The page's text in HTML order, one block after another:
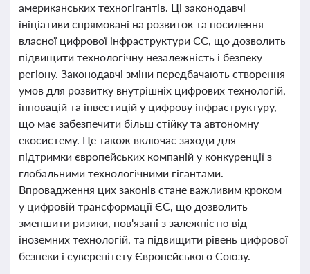
американських техногігантів. Ці законодавчі
ініціативи спрямовані на розвиток та посилення
власної цифрової інфраструктури ЄС, що дозволить
підвищити технологічну незалежність і безпеку
регіону. Законодавчі зміни передбачають створення
умов для розвитку внутрішніх цифрових технологій,
інновацій та інвестицій у цифрову інфраструктуру,
що має забезпечити більш стійку та автономну
екосистему. Це також включає заходи для
підтримки європейських компаній у конкуренції з
глобальними технологічними гігантами.
Впровадження цих законів стане важливим кроком
у цифровій трансформації ЄС, що дозволить
зменшити ризики, пов'язані з залежністю від
іноземних технологій, та підвищити рівень цифрової
безпеки і суверенітету Європейського Союзу.